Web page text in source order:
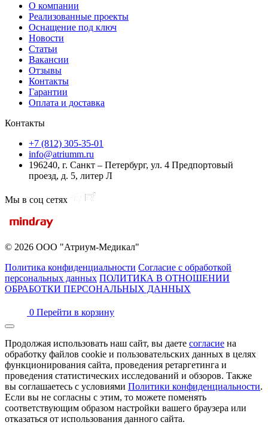
О компании
Реализованные проекты
Оснащение под ключ
Новости
Статьи
Вакансии
Отзывы
Контакты
Гарантии
Оплата и доставка
Контакты
+7 (812) 305-35-01
info@atriumm.ru
196240, г. Санкт – Петербург, ул. 4 Предпортовый
проезд, д. 5, литер Л
Мы в соц сетях
© 2026 ООО "Атриум-Медикал"
Политика конфиденциальности Согласие с обработкой
персональных данных ПОЛИТИКА В ОТНОШЕНИИ
ОБРАБОТКИ ПЕРСОНАЛЬНЫХ ДАННЫХ
0 Перейти в корзину
Продолжая использовать наш сайт, вы даете согласие на
обработку файлов cookie и пользовательских данных в целях
функционирования сайта, проведения ретаргетинга и
проведения статистических исследований и обзоров. Также
вы соглашаетесь с условиями Политики конфиденциальности.
Если вы не согласны с этим, то можете поменять
соответствующим образом настройки вашего браузера или
отказаться от использования данного сайта.